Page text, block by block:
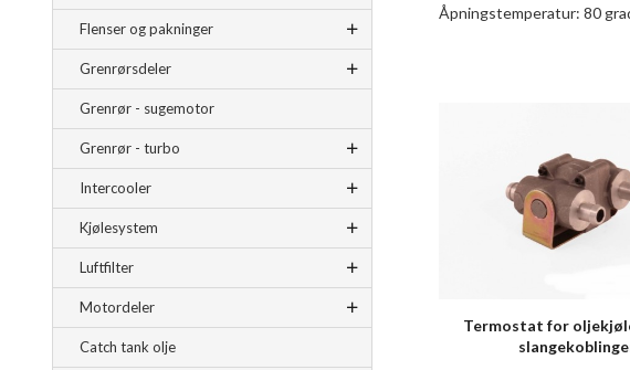
Flenser og pakninger
Grenrørsdeler
Grenrør - sugemotor
Grenrør - turbo
Intercooler
Kjølesystem
Luftfilter
Motordeler
Catch tank olje
Åpningstemperatur: 80
Termostat for